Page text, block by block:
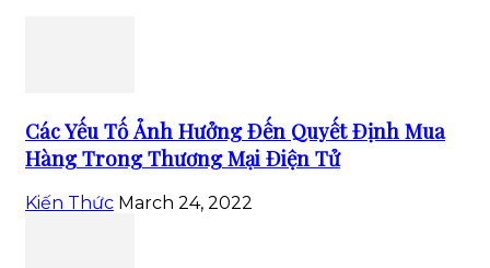
Các Yếu Tố Ảnh Hưởng Đến Quyết Định Mua
Hàng Trong Thương Mại Điện Tử
Kiến Thức March 24, 2022